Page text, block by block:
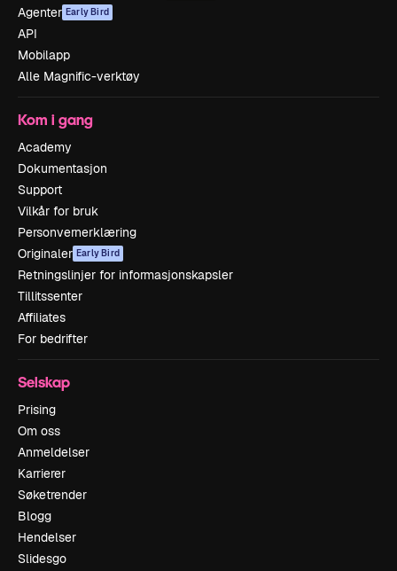
Agenter Early Bird
API
Mobilapp
Alle Magnific-verktøy
Kom i gang
Academy
Dokumentasjon
Support
Vilkår for bruk
Personvernerklæring
Originaler Early Bird
Retningslinjer for informasjonskapsler
Tillitssenter
Affiliates
For bedrifter
Selskap
Prising
Om oss
Anmeldelser
Karrierer
Søketrender
Blogg
Hendelser
Slidesgo